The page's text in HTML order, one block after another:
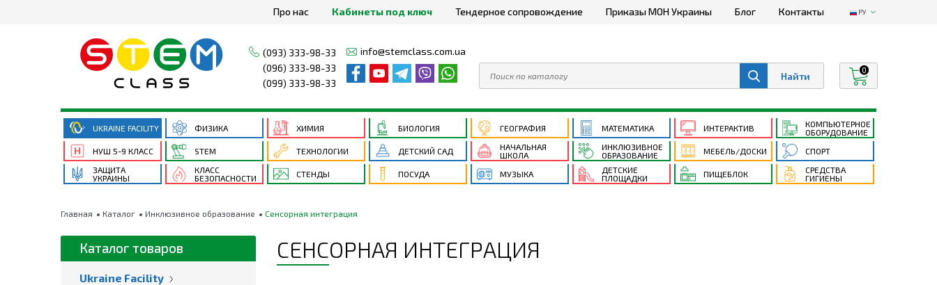
Про нас Кабинеты под ключ Тендерное сопровождение Приказы МОН Украины Блог Контакты РУ
(093) 333-98-33
(096) 333-98-33
(099) 333-98-33
info@stemclass.com.ua
0
UKRAINE FACILITY ФИЗИКА ХИМИЯ БИОЛОГИЯ ГЕОГРАФИЯ МАТЕМАТИКА ИНТЕРАКТИВ
КОМПЬЮТЕРНОЕ
ОБОРУДОВАНИЕ
НУШ 5-9 КЛАСС
STEM ТЕХНОЛОГИИ ДЕТСКИЙ САД
НАЧАЛЬНАЯ
ШКОЛА
ИНКЛЮЗИВНОЕ
ОБРАЗОВАНИЕ
МЕБЕЛЬ/ДОСКИ
СПОРТ
ЗАЩИТА
УКРАИНЫ
КЛАСС
БЕЗОПАСНОСТИ
СТЕНДЫ ПОСУДА МУЗЫКА
ДЕТСКИЕ
ПЛОЩАДКИ
ПИЩЕБЛОК
СРЕДСТВА
ГИГИЕНЫ
Главная Каталог Инклюзивное образование Сенсорная интеграция
Каталог товаров
Ukraine Facility
СЕНСОРНАЯ ИНТЕГРАЦИЯ